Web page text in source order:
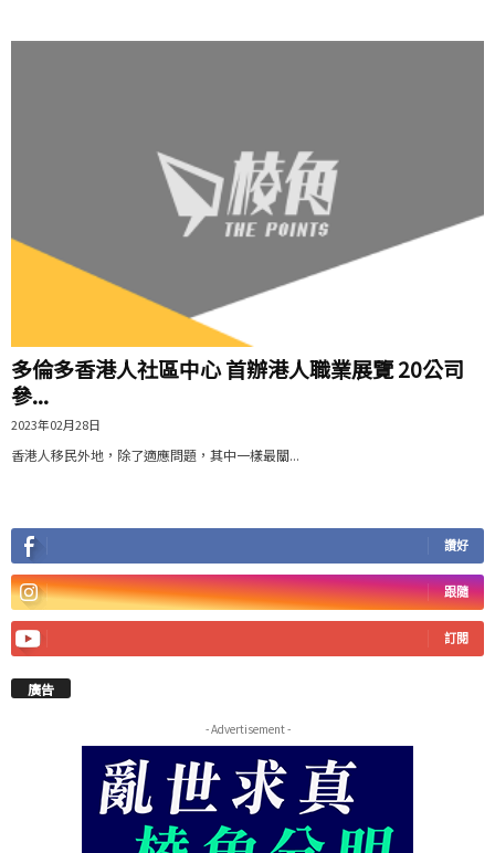
多倫多香港人社區中心 首辦港人職業展覽 20公司
參...
2023年02月28日
香港人移民外地，除了適應問題，其中一樣最關...
讚好
跟隨
訂閱
廣告
- Advertisement -